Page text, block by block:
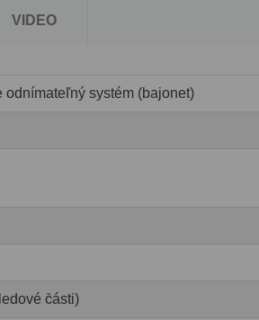
VIDEO
odnímateľný systém (bajonet)
části)